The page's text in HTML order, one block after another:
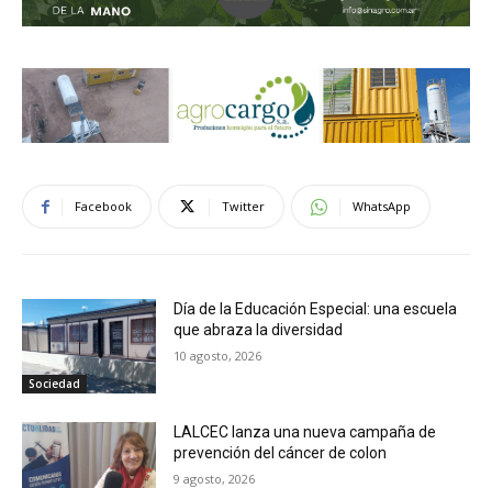
Facebook Twitter WhatsApp
Sociedad
Día de la Educación Especial: una escuela
que abraza la diversidad
10 agosto, 2026
LALCEC lanza una nueva campaña de
prevención del cáncer de colon
9 agosto, 2026